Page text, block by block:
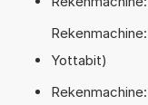
Yottabit)